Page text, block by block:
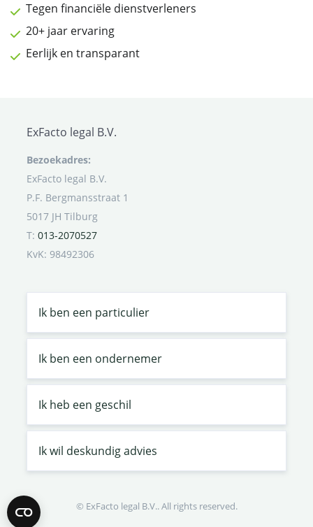
Tegen financiële dienstverleners
20+ jaar ervaring
Eerlijk en transparant
ExFacto legal B.V.
Bezoekadres:
ExFacto legal B.V.
P.F. Bergmansstraat 1
5017 JH Tilburg
T: 013-2070527
KvK: 98492306
Ik ben een particulier
Ik ben een ondernemer
Ik heb een geschil
Ik wil deskundig advies
© ExFacto legal B.V.. All rights reserved.